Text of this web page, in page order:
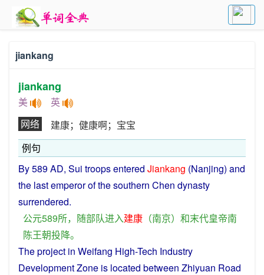
jiankang
jiankang
美 英
网络
建康；健康啊；宝宝
例句
By589AD, Sui troopsentered Jiankang (Nanjing) and
the lastemperorof thesouthern Chen dynasty
surrendered.
公元589所， 随部队进入建康 （南京） 和末代皇帝南
陈王朝投降。
Theproject in Weifang High-Tech Industry
Development Zone is located between Zhiyuan Road